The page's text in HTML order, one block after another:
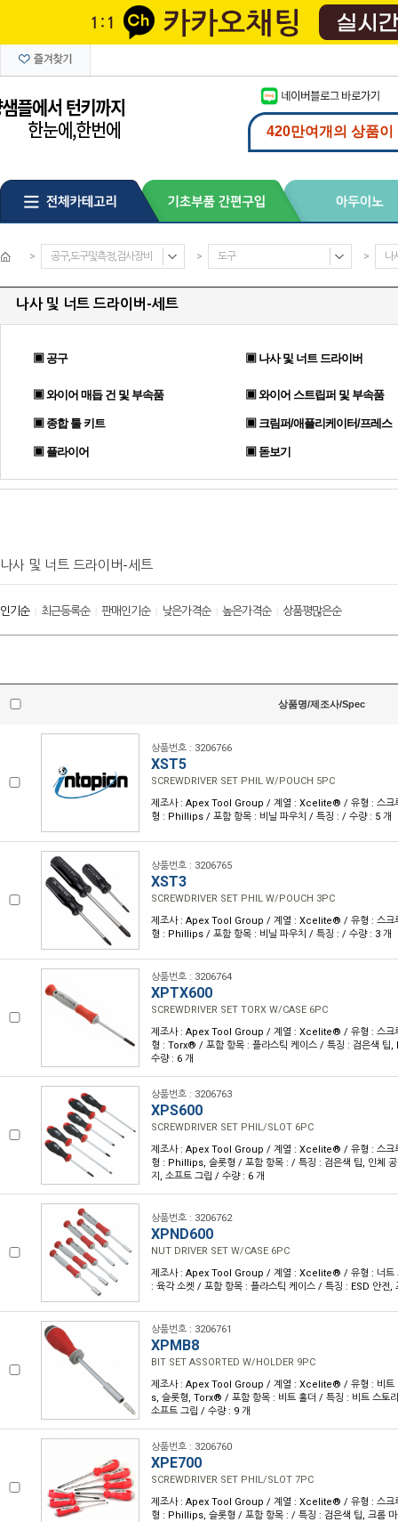
> 공구,도구및측정,검사장비 > 도구 > 나
나사 및 너트 드라이버-세트
▣ 공구 ▣ 나사 및 너트 드라이버
▣ 와이어 매듭 건 및 부속품 ▣ 와이어 스트립퍼 및 부속품
▣ 종합 툴 키트 ▣ 크림퍼/애플리케이터/프레스
▣ 플라이어 ▣ 돋보기
나사 및 너트 드라이버-세트
인기순| 최근등록순| 판매인기순| 낮은가격순| 높은가격순| 상품평많은순
상품명/제조사/Spec
상품번호 : 3206766
XST5
SCREWDRIVER SET PHIL W/POUCH 5PC
제조사 : Apex Tool Group / 계열 : Xcelite® / 유형 : 스크
형 : Phillips / 포함 항목 : 비닐 파우치 / 특징 : / 수량 : 5 개
상품번호 : 3206765
XST3
SCREWDRIVER SET PHIL W/POUCH 3PC
제조사 : Apex Tool Group / 계열 : Xcelite® / 유형 : 스크
형 : Phillips / 포함 항목 : 비닐 파우치 / 특징 : / 수량 : 3 개
상품번호 : 3206764
XPTX600
SCREWDRIVER SET TORX W/CASE 6PC
제조사 : Apex Tool Group / 계열 : Xcelite® / 유형 : 스크
형 : Torx® / 포함 항목 : 플라스틱 케이스 / 특징 : 검은색 팁,
수량 : 6 개
상품번호 : 3206763
XPS600
SCREWDRIVER SET PHIL/SLOT 6PC
제조사 : Apex Tool Group / 계열 : Xcelite® / 유형 : 스크
형 : Phillips, 슬롯형 / 포함 항목 : / 특징 : 검은색 팁, 인체 공
지, 소프트 그립 / 수량 : 6 개
상품번호 : 3206762
XPND600
NUT DRIVER SET W/CASE 6PC
제조사 : Apex Tool Group / 계열 : Xcelite® / 유형 : 너트
: 육각 소켓 / 포함 항목 : 플라스틱 케이스 / 특징 : ESD 안전,
상품번호 : 3206761
XPMB8
BIT SET ASSORTED W/HOLDER 9PC
제조사 : Apex Tool Group / 계열 : Xcelite® / 유형 : 비트
s, 슬롯형, Torx® / 포함 항목 : 비트 홀더 / 특징 : 비트 스토
소프트 그립 / 수량 : 9 개
상품번호 : 3206760
XPE700
SCREWDRIVER SET PHIL/SLOT 7PC
제조사 : Apex Tool Group / 계열 : Xcelite® / 유형 : 스크
형 : Phillips, 슬롯형 / 포함 항목 : / 특징 : 검은색 팁, 크롬